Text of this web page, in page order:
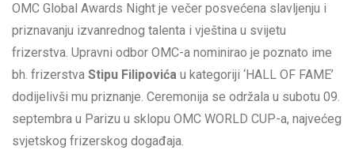
OMC Global Awards Night je večer posvećena slavljenju i
priznavanju izvanrednog talenta i vještina u svijetu
frizerstva. Upravni odbor OMC-a nominirao je poznato ime
bh. frizerstva Stipu Filipovića u kategoriji ‘HALL OF FAME’
dodijelivši mu priznanje. Ceremonija se održala u subotu 09.
septembra u Parizu u sklopu OMC WORLD CUP-a, najvećeg
svjetskog frizerskog događaja.